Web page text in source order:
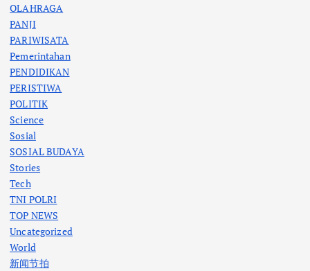
OLAHRAGA
PANJI
PARIWISATA
Pemerintahan
PENDIDIKAN
PERISTIWA
POLITIK
Science
Sosial
SOSIAL BUDAYA
Stories
Tech
TNI POLRI
TOP NEWS
Uncategorized
World
新闻节拍